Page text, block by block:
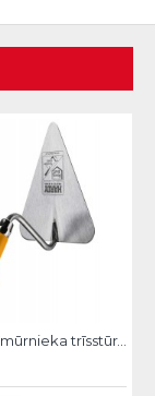
Ķelle *30*mūrnieka trīsstūra 20cm, Hardy